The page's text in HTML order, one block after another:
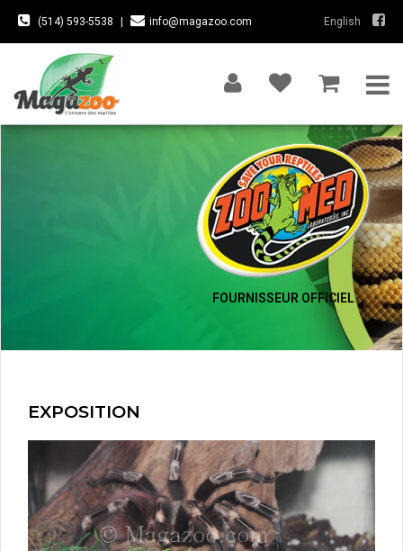
(514) 593-5538 info@magazoo.com English
FOURNISSEUR OFFICIEL
EXPOSITION